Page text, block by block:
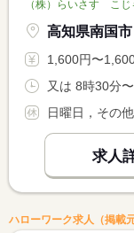
（株）らいさす こ
高知県南国市
1,600円〜1,600円 ※フルタイ
日曜日，その他
求人
ハローワーク求人（掲載